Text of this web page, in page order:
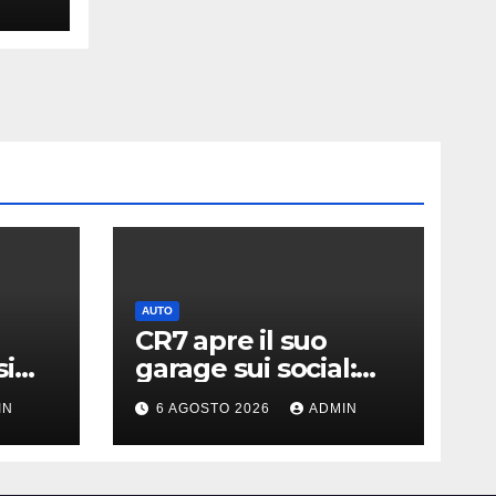
i
AUTO
CR7 apre il suo
garage sui social:
svelati i “giocattoli”
da oltre 40 milioni
6 AGOSTO 2026 ADMIN